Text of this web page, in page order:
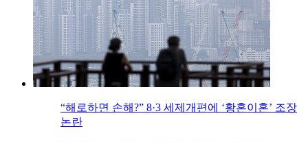
“해로하면 손해?” 8·3 세제개편에 ‘황혼이혼’ 조장
논란